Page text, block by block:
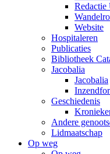
Redactie
Website
Hospitaleren
Publicaties
Bibliotheek
Jacobalia
Jacobalia
Geschiedenis
Andere
Lidmaatschap
Op weg